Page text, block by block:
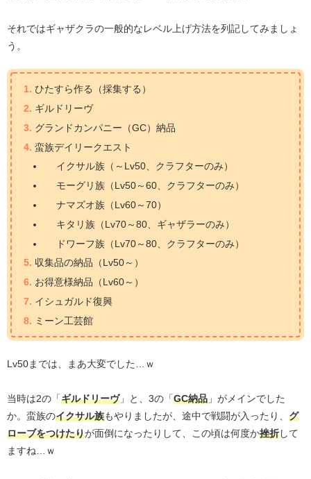
それではギャザクラの一般的なレベル上げ方法を列記してみましょ
う。
ひたすら作る（採集する）
ギルドリーヴ
グランドカンパニー（GC）納品
蛮族デイリークエスト
イクサル族（～Lv50、クラフターのみ）
モーグリ族（Lv50～60、クラフターのみ）
ナマズオ族（Lv60～70）
キタリ族（Lv70～80、ギャザラーのみ）
ドワーフ族（Lv70～80、クラフターのみ）
収集品の納品（Lv50～）
お得意様納品（Lv60～）
イシュガルド復興
ミーン工芸館
Lv50までは、まあ大変でした…ｗ
当時は2の「ギルドリーヴ」と、3の「GC納品 」がメインでした
か。蛮族のイクサル族もやりましたが、途中で戦闘が入ったり、 グ
ローブをつけたりが面倒になったりして、この頃は何度か挫折して
ますね…ｗ